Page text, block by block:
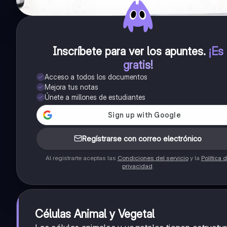
Inscríbete para ver los apuntes. ¡Es
gratis!
Acceso a todos los documentos
Mejora tus notas
Únete a millones de estudiantes
Regístrarse con correo electrónico
Al registrarte aceptas las Condiciones del servicioy la Política
privacidad.
Células Animal y Vegetal